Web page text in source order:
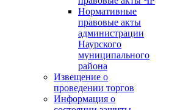
Нормативные
правовые акты
администрации
Наурского
муниципального
района
Извещение о
проведении торгов
Информация о